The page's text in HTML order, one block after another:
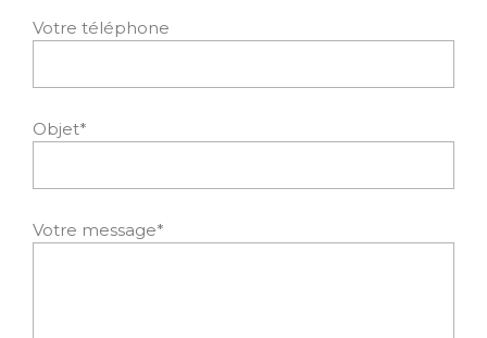
Votre téléphone
Objet*
Votre message*